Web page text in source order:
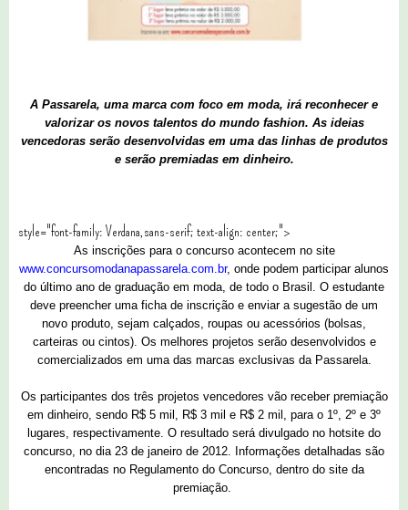
A Passarela, uma marca com foco em moda, irá reconhecer e
valorizar os novos talentos do mundo fashion. As ideias
vencedoras serão desenvolvidas em uma das linhas de produtos
e serão premiadas em dinheiro.
style="font-family: Verdana,sans-serif; text-align: center;">
As inscrições para o concurso acontecem no site
www.concursomodanapassarela.com.br, onde podem participar alunos
do último ano de graduação em moda, de todo o Brasil. O estudante
deve preencher uma ficha de inscrição e enviar a sugestão de um
novo produto, sejam calçados, roupas ou acessórios (bolsas,
carteiras ou cintos). Os melhores projetos serão desenvolvidos e
comercializados em uma das marcas exclusivas da Passarela.
Os participantes dos três projetos vencedores vão receber premiação
em dinheiro, sendo R$ 5 mil, R$ 3 mil e R$ 2 mil, para o 1º, 2º e 3º
lugares, respectivamente. O resultado será divulgado no hotsite do
concurso, no dia 23 de janeiro de 2012. Informações detalhadas são
encontradas no Regulamento do Concurso, dentro do site da
premiação.